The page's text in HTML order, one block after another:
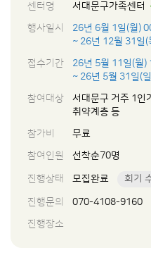
센터명
서대문구가족센터
행사일시
26년 6월 1일(월)
~ 26년 12월 31일
접수기간
26년 5월 11일(월)
~ 26년 5월 31일(
참여대상
서대문구 거주 1인
취약계층 등
참가비
무료
참여인원
선착순70명
진행상태 모집완료 회기
진행문의
070-4108-9160
진행장소